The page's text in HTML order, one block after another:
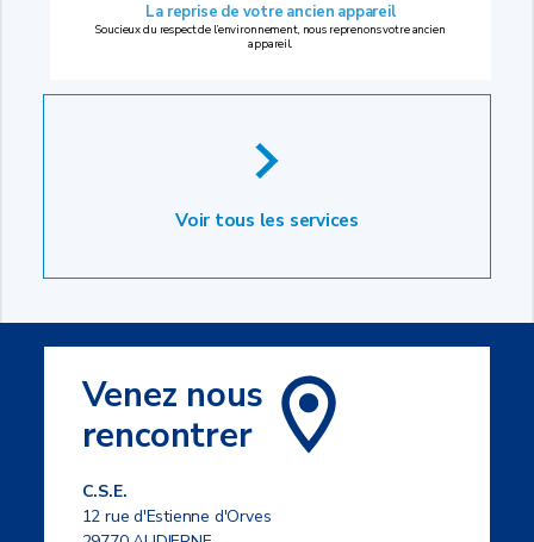
La reprise de votre ancien appareil
Soucieux du respect de l’environnement, nous reprenons votre ancien
appareil.
Voir tous les services
Venez nous
rencontrer
C.S.E.
12 rue d'Estienne d'Orves